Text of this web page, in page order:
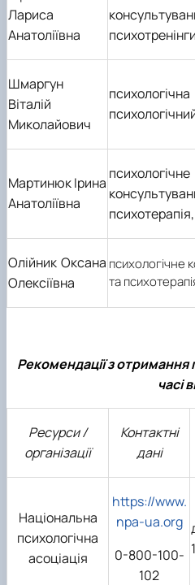
Лариса
Анатоліївна
психотренінги
Шмаргун
Віталій
Миколайович
Мартинюк Ірина
Анатоліївна
психологічне
Олійник Оксана
Олексіївна
психологічне
та
Рекомендації з отримання
часі
Ресурси /
організації
Контактні
дані
Національна
психологічна
асоціація
https://www.
npa-ua.org
0-800-100-
102